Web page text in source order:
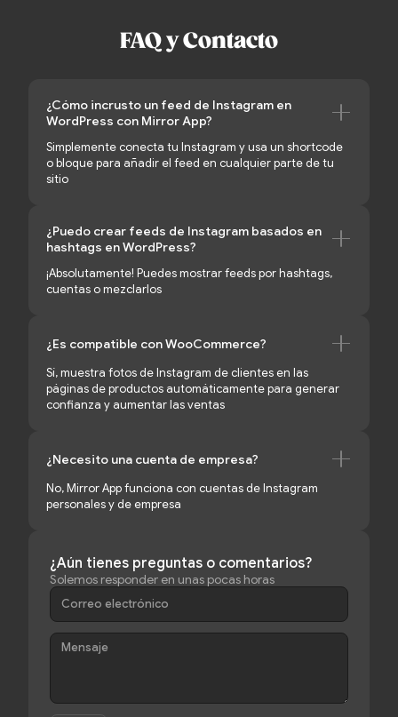
FAQ y Contacto
¿Cómo incrusto un feed de Instagram en
WordPress con Mirror App?
Simplemente conecta tu Instagram y usa un shortcode
o bloque para añadir el feed en cualquier parte de tu
sitio
¿Puedo crear feeds de Instagram basados en
hashtags en WordPress?
¡Absolutamente! Puedes mostrar feeds por hashtags,
cuentas o mezclarlos
¿Es compatible con WooCommerce?
Sí, muestra fotos de Instagram de clientes en las
páginas de productos automáticamente para generar
confianza y aumentar las ventas
¿Necesito una cuenta de empresa?
No, Mirror App funciona con cuentas de Instagram
personales y de empresa
¿Aún tienes preguntas o comentarios?
Solemos responder en unas pocas horas